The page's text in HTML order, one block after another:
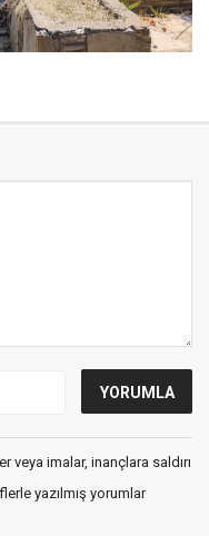
veya imalar, inançlara saldırı
yazılmış yorumlar